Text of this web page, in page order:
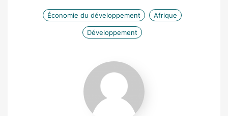
Économie du développement Afrique
Développement
Noémie
Régeard